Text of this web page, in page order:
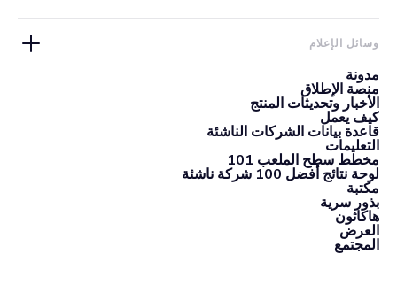
وسائل الإعلام
مدونة
منصة الإطلاق
الأخبار وتحديثات المنتج
كيف يعمل
قاعدة بيانات الشركات الناشئة
التعليمات
مخطط سطح الملعب 101
لوحة نتائج أفضل 100 شركة ناشئة
مكتبة
بذور سرية
هاكاثون
العرض
المجتمع